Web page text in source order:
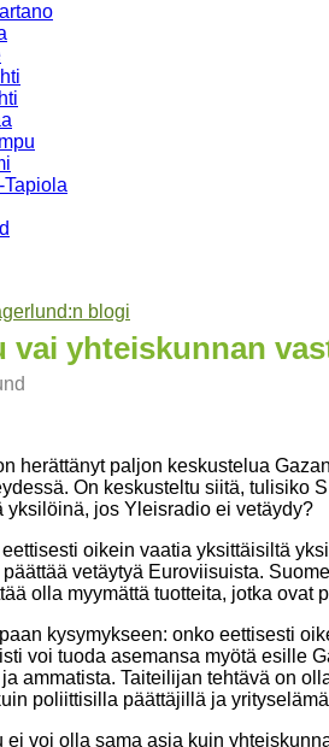
blogi
vai yhteiskunnan
herättänyt paljon keskustelua
On keskusteltu siitä, tulisiko
yksilöinä, jos Yleisradio ei vetäydy?
oikein vaatia yksittäisiltä
vetäytyä Euroviisuista.
olla myymättä tuotteita, jotka ovat
kysymykseen: onko eettisesti
voi tuoda asemansa myötä esille
ammatista. Taiteilijan tehtävä on
poliittisilla päättäjillä ja
ei voi olla sama asia kuin